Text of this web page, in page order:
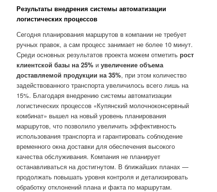
Результаты внедрения системы автоматизации
логистических процессов
Сегодня планирования маршрутов в компании не требует
ручных правок, а сам процесс занимает не более 10 минут.
Среди основных результатов проекта можем отметитьрост
клиентской базы на 25% иувеличение объема
доставляемой продукции на 35%, при этом количество
задействованного транспорта увеличилось всего лишь на
15%. Благодаря внедрению системы автоматизации
логистических процессов «Купянский молочноконсервный
комбинат» вышел на новый уровень планирования
маршрутов, что позволило увеличить эффективность
использования транспорта и гарантировать соблюдение
временного окна доставки для обеспечения высокого
качества обслуживания. Компания не планирует
останавливаться на достигнутом. В ближайших планах —
продолжать повышать уровня контроля и детализировать
обработку отклонений плана и факта по маршрутам.